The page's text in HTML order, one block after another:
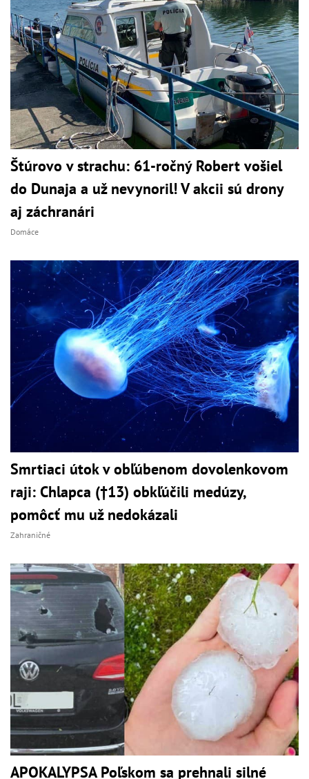
Štúrovo v strachu: 61-ročný Robert vošiel
do Dunaja a už nevynoril! V akcii sú drony
aj záchranári
Domáce
Smrtiaci útok v obľúbenom dovolenkovom
raji: Chlapca (†13) obkľúčili medúzy,
pomôcť mu už nedokázali
Zahraničné
APOKALYPSA Poľskom sa prehnali silné